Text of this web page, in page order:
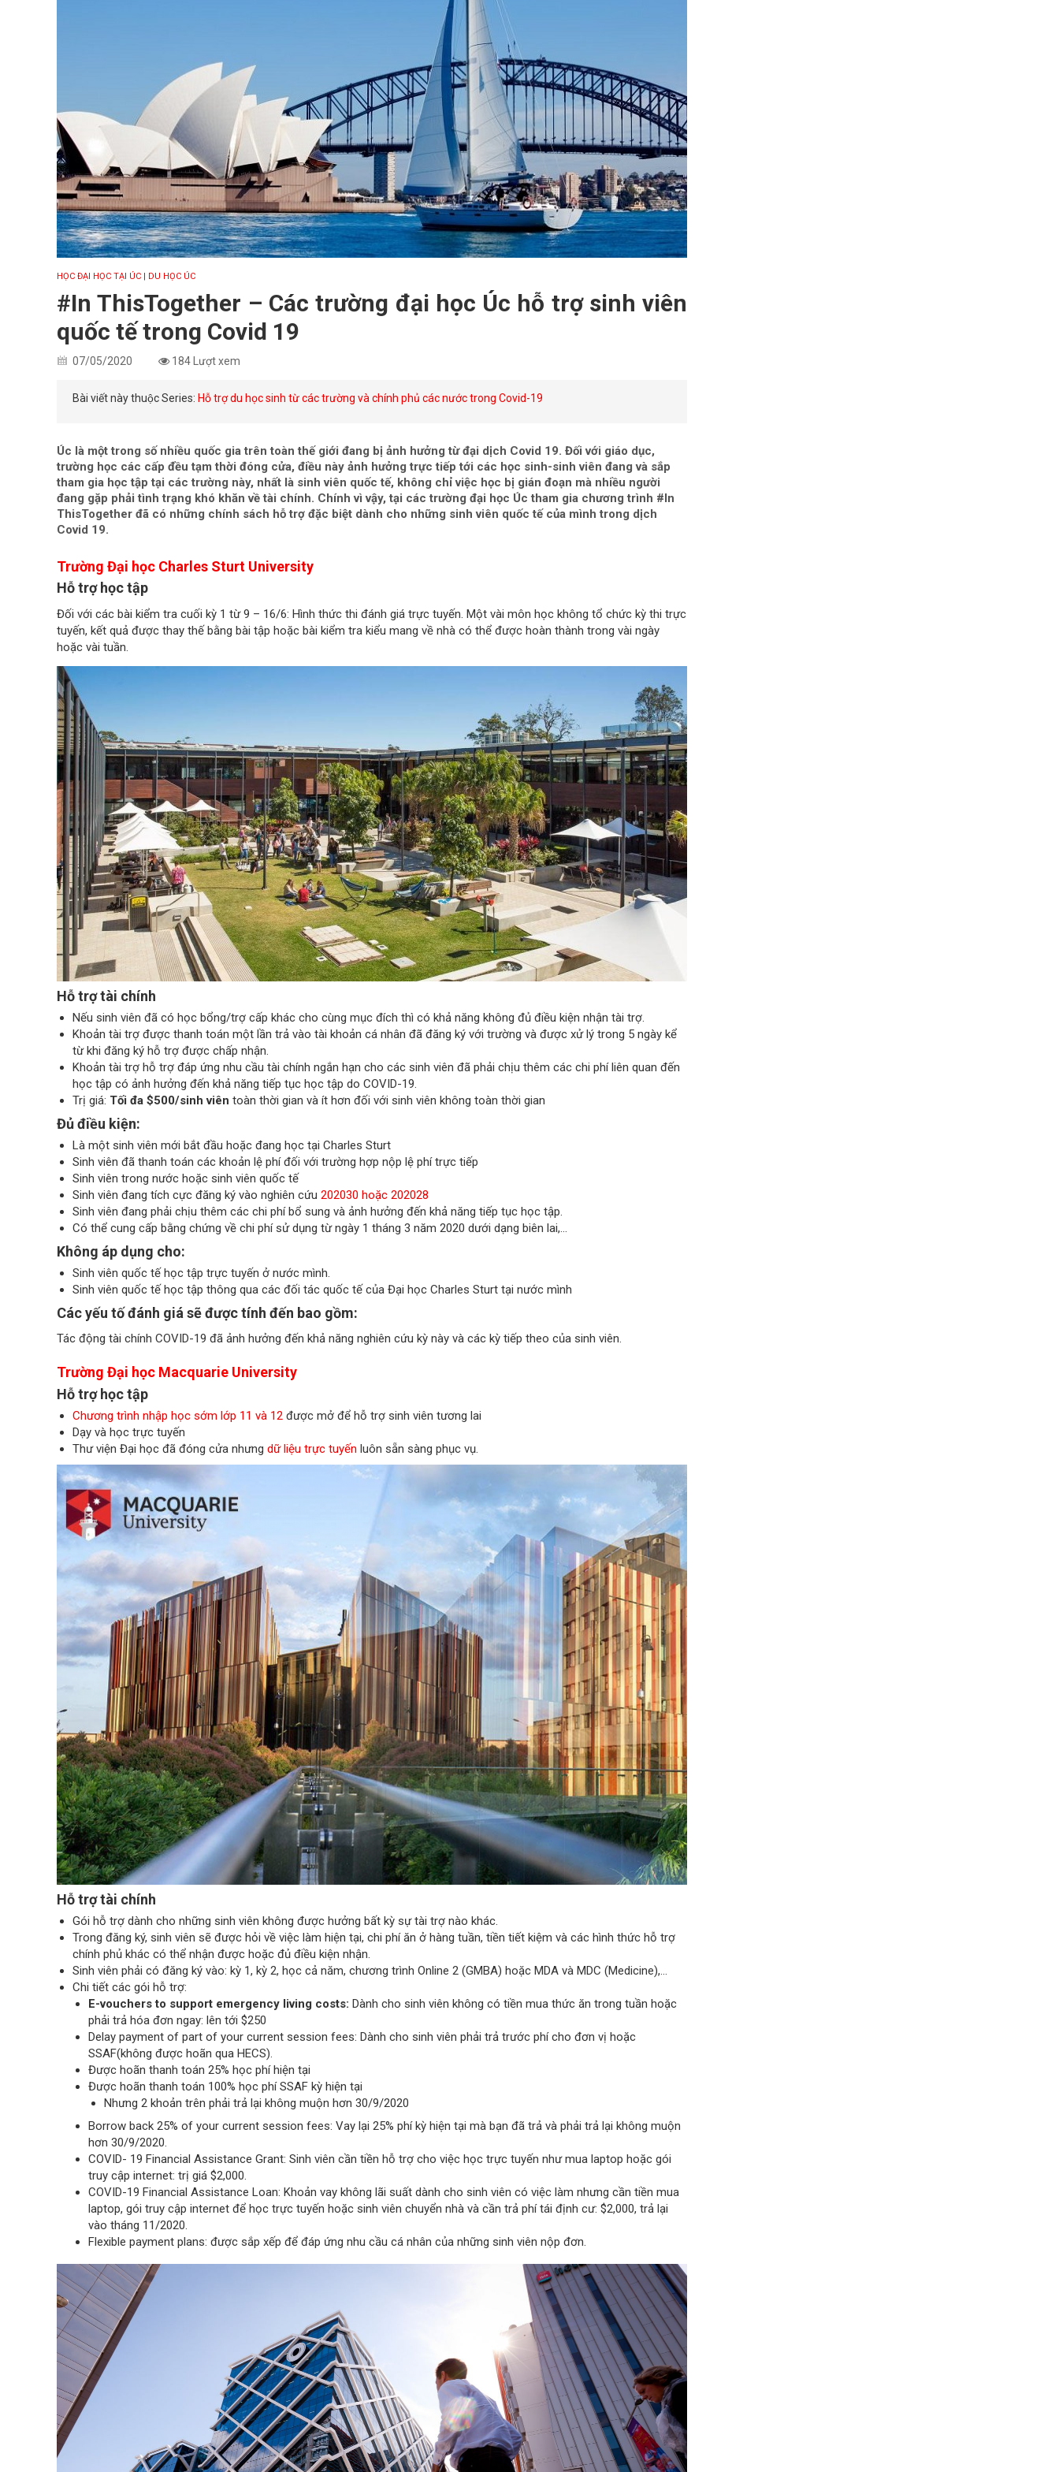
HỌC ĐẠI HỌC TẠI ÚC | DU HỌC ÚC
#In ThisTogether – Các trường đại học Úc hỗ trợ sinh viên
quốc tế trong Covid 19
07/05/2020 184 Lượt xem
Bài viết này thuộc Series: Hỗ trợ du học sinh từ các trường và chính phủ các nước trong Covid-19
Úc là một trong số nhiều quốc gia trên toàn thế giới đang bị ảnh hưởng từ đại dịch Covid 19. Đối với giáo dục,
trường học các cấp đều tạm thời đóng cửa, điều này ảnh hưởng trực tiếp tới các học sinh-sinh viên đang và sắp
tham gia học tập tại các trường này, nhất là sinh viên quốc tế, không chỉ việc học bị gián đoạn mà nhiều người
đang gặp phải tình trạng khó khăn về tài chính. Chính vì vậy, tại các trường đại học Úc tham gia chương trình #In
ThisTogether đã có những chính sách hỗ trợ đặc biệt dành cho những sinh viên quốc tế của mình trong dịch
Covid 19.
Trường Đại học Charles Sturt University
Hỗ trợ học tập
Đối với các bài kiểm tra cuối kỳ 1 từ 9 – 16/6: Hình thức thi đánh giá trực tuyến. Một vài môn học không tổ chức kỳ thi trực
tuyến, kết quả được thay thế bằng bài tập hoặc bài kiểm tra kiểu mang về nhà có thể được hoàn thành trong vài ngày
hoặc vài tuần.
Hỗ trợ tài chính
Nếu sinh viên đã có học bổng/trợ cấp khác cho cùng mục đích thì có khả năng không đủ điều kiện nhận tài trợ.
Khoản tài trợ được thanh toán một lần trả vào tài khoản cá nhân đã đăng ký với trường và được xử lý trong 5 ngày kể
từ khi đăng ký hỗ trợ được chấp nhận.
Khoản tài trợ hỗ trợ đáp ứng nhu cầu tài chính ngắn hạn cho các sinh viên đã phải chịu thêm các chi phí liên quan đến
học tập có ảnh hưởng đến khả năng tiếp tục học tập do COVID-19.
Trị giá: Tối đa $500/sinh viên toàn thời gian và ít hơn đối với sinh viên không toàn thời gian
Đủ điều kiện:
Là một sinh viên mới bắt đầu hoặc đang học tại Charles Sturt
Sinh viên đã thanh toán các khoản lệ phí đối với trường hợp nộp lệ phí trực tiếp
Sinh viên trong nước hoặc sinh viên quốc tế
Sinh viên đang tích cực đăng ký vào nghiên cứu 202030 hoặc 202028
Sinh viên đang phải chịu thêm các chi phí bổ sung và ảnh hưởng đến khả năng tiếp tục học tập.
Có thể cung cấp bằng chứng về chi phí sử dụng từ ngày 1 tháng 3 năm 2020 dưới dạng biên lai,…
Không áp dụng cho:
Sinh viên quốc tế học tập trực tuyến ở nước mình.
Sinh viên quốc tế học tập thông qua các đối tác quốc tế của Đại học Charles Sturt tại nước mình
Các yếu tố đánh giá sẽ được tính đến bao gồm:
Tác động tài chính COVID-19 đã ảnh hưởng đến khả năng nghiên cứu kỳ này và các kỳ tiếp theo của sinh viên.
Trường Đại học Macquarie University
Hỗ trợ học tập
Chương trình nhập học sớm lớp 11 và 12 được mở để hỗ trợ sinh viên tương lai
Dạy và học trực tuyến
Thư viện Đại học đã đóng cửa nhưng dữ liệu trực tuyến luôn sẵn sàng phục vụ.
Hỗ trợ tài chính
Gói hỗ trợ dành cho những sinh viên không được hưởng bất kỳ sự tài trợ nào khác.
Trong đăng ký, sinh viên sẽ được hỏi về việc làm hiện tại, chi phí ăn ở hàng tuần, tiền tiết kiệm và các hình thức hỗ trợ
chính phủ khác có thể nhận được hoặc đủ điều kiện nhận.
Sinh viên phải có đăng ký vào: kỳ 1, kỳ 2, học cả năm, chương trình Online 2 (GMBA) hoặc MDA và MDC (Medicine),…
Chi tiết các gói hỗ trợ:
E-vouchers to support emergency living costs: Dành cho sinh viên không có tiền mua thức ăn trong tuần hoặc
phải trả hóa đơn ngay: lên tới $250
Delay payment of part of your current session fees: Dành cho sinh viên phải trả trước phí cho đơn vị hoặc
SSAF(không được hoãn qua HECS).
Được hoãn thanh toán 25% học phí hiện tại
Được hoãn thanh toán 100% học phí SSAF kỳ hiện tại
Nhưng 2 khoản trên phải trả lại không muộn hơn 30/9/2020
Borrow back 25% of your current session fees: Vay lại 25% phí kỳ hiện tại mà bạn đã trả và phải trả lại không muộn
hơn 30/9/2020.
COVID- 19 Financial Assistance Grant: Sinh viên cần tiền hỗ trợ cho việc học trực tuyến như mua laptop hoặc gói
truy cập internet: trị giá $2,000.
COVID-19 Financial Assistance Loan: Khoản vay không lãi suất dành cho sinh viên có việc làm nhưng cần tiền mua
laptop, gói truy cập internet để học trực tuyến hoặc sinh viên chuyển nhà và cần trả phí tái định cư: $2,000, trả lại
vào tháng 11/2020.
Flexible payment plans: được sắp xếp để đáp ứng nhu cầu cá nhân của những sinh viên nộp đơn.